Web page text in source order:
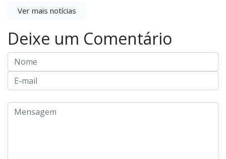
Ver mais notícias
Deixe um Comentário